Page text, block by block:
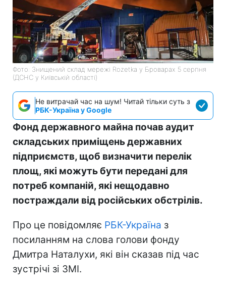
Фото: Знищений склад мережі Rozetka у Броварах 5 серпня
(ДСНС у Київській області)
Не витрачай час на шум! Читай тільки суть з
РБК-Україна у Google
Фонд державного майна почав аудит
складських приміщень державних
підприємств, щоб визначити перелік
площ, які можуть бути передані для
потреб компаній, які нещодавно
постраждали від російських обстрілів.
Про це повідомляє РБК-Україна з
посиланням на слова голови фонду
Дмитра Наталухи, які він сказав під час
зустрічі зі ЗМІ.